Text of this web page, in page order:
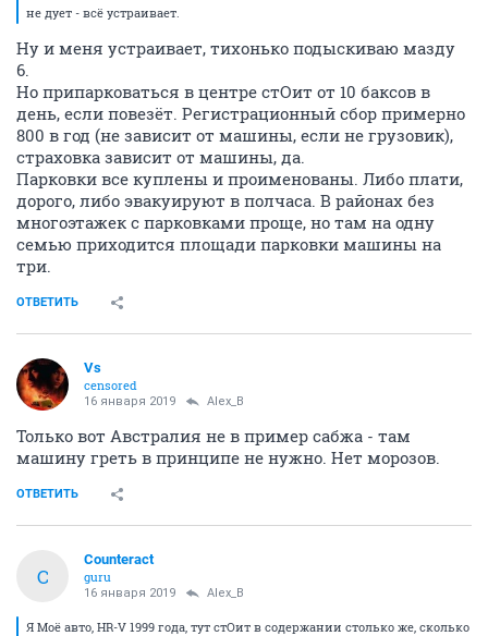
не дует - всё устраивает.
Ну и меня устраивает, тихонько подыскиваю мазду
6.
Но припарковаться в центре стОит от 10 баксов в
день, если повезёт. Регистрационный сбор примерно
800 в год (не зависит от машины, если не грузовик),
страховка зависит от машины, да.
Парковки все куплены и проименованы. Либо плати,
дорого, либо эвакуируют в полчаса. В районах без
многоэтажек с парковками проще, но там на одну
семью приходится площади парковки машины на
три.
ОТВЕТИТЬ
Vs
censored
16 января 2019 Alex_B
Только вот Австралия не в пример сабжа - там
машину греть в принципе не нужно. Нет морозов.
ОТВЕТИТЬ
C
Counteract
guru
16 января 2019 Alex_B
Я Моё авто, HR-V 1999 года, тут стОит в содержании столько же, сколько